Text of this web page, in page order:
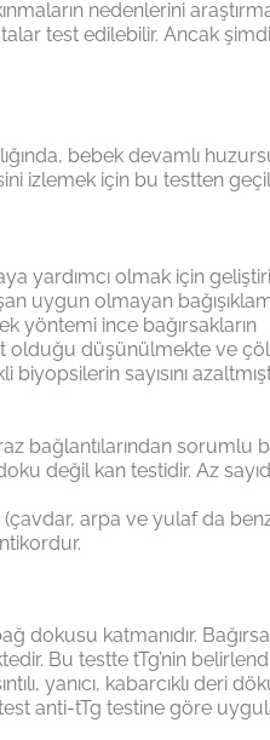
nedenlerini
test edilebilir. Ancak
bebek devamlı
izlemek için bu testten
yardımcı olmak için
olmayan
yöntemi ince bağırsakların
düşünülmekte ve
sayısını
bağlantılarından sorumlu
değil kan testidir. Az
arpa ve yulaf da
dokusu katmanıdır.
Bu testte tTg’nin
yanıcı, kabarcıklı deri
test anti-tTg testine göre